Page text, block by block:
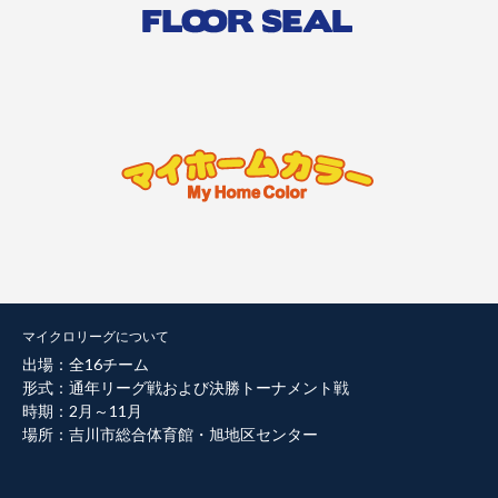
マイクロリーグについて
出場：全16チーム
形式：通年リーグ戦および決勝トーナメント戦
時期：2月～11月
場所：吉川市総合体育館・旭地区センター